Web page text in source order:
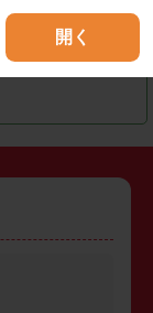
開く
・長久手市
・ 海部郡蟹江町